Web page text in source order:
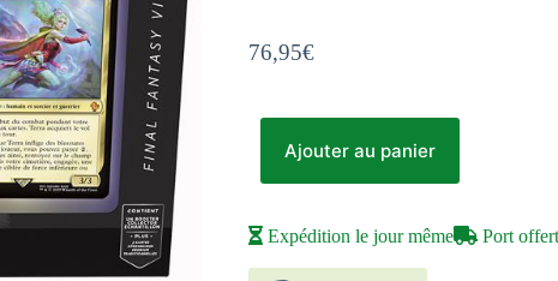
76,95€
Ajouter au panier
Expédition le jour même Port